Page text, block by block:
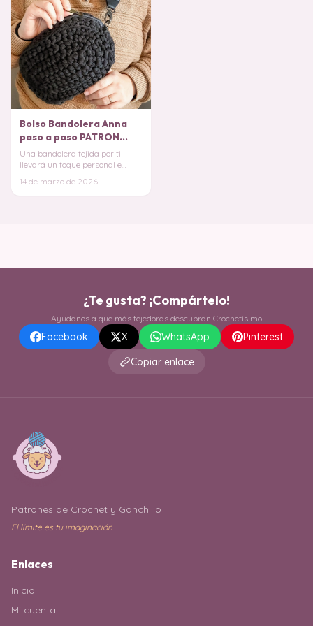
Bolso Bandolera Anna
paso a paso PATRON
GRATIS
Una bandolera tejida por ti
llevará un toque personal e
cumpleaños, anive
14 de marzo de 2026
¿Te gusta? ¡Compártelo!
Ayúdanos a que más tejedoras descubran Crochetísimo
Facebook X WhatsApp
Pinterest
Copiar enlace
Patrones de Crochet y Ganchillo
El límite es tu imaginación
Enlaces
Inicio
Mi cuenta